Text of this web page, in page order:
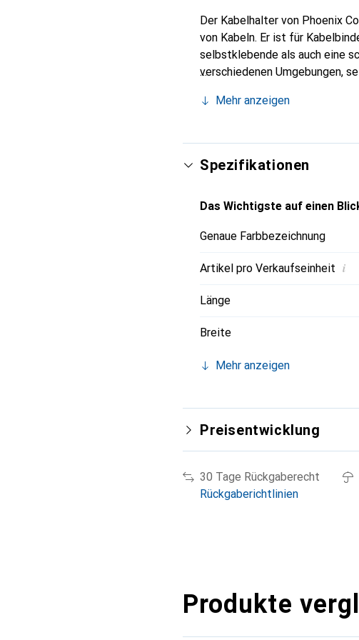
Der Kabelhalter von Phoenix
von Kabeln. Er ist für
selbstklebende als auch eine
verschiedenen Umgebungen,
Mit einer kompakten Grösse
Kabelbinderdurchführung, was
Lieferumfang sind 100 Stück
Mehr anzeigen
Spezifikationen
Das Wichtigste auf einen
Genaue Farbbezeichnung
Artikel pro Verkaufseinheit i
Länge
Breite
Mehr anzeigen
Preisentwicklung
30 Tage Rückgaberecht
Rückgaberichtlinien
Produkte